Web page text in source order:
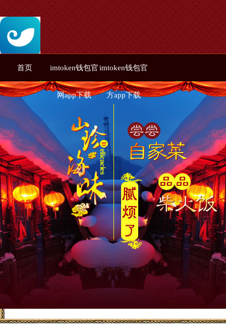
首页 imtoken钱包官
网app下载
imtoken钱包官
方app下载